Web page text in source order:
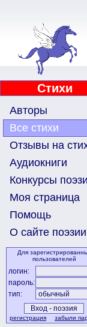
Стихи
Авторы
Все стихи
Отзывы на
Аудиокниги
Конкурсы
Моя страница
Помощь
О сайте поэзии
Для
пользователей
логин:
пароль:
тип:
регистрация забыли